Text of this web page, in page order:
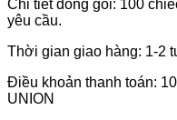
Chi tiết đóng gói: 100
yêu cầu.
Thời gian giao hàng: 1-2
Điều khoản thanh toán:
UNION